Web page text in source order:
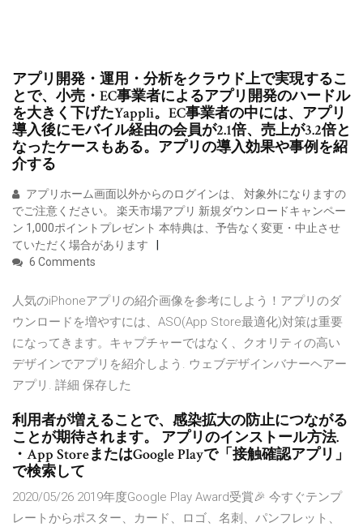
アプリ開発・運用・分析をクラウド上で実現するこ
とで、小売・EC事業者によるアプリ開発のハードル
を大きく下げたYappli。EC事業者の中には、アプリ
導入後にモバイル経由の会員が2.1倍、売上が3.2倍と
なったケースもある。アプリの導入効果や事例を紹
介する
アプリホーム画面以外からのログインは、 対象外になりますの
でご注意ください。 楽天市場アプリ 新規ダウンロードキャンペー
ン 1,000ポイントプレゼント 本特典は、予告なく変更・中止させ
ていただく場合があります
6 Comments
人気のiPhoneアプリの紹介画像を参考にしよう！アプリのダ
ウンロードを増やすには、ASO(App Store最適化)対策は重要
になってきます。キャプチャーではなく、クオリティの高い
デザインでアプリを紹介しよう. ウェブデザインバナーヘアー
アプリ. 詳細 保存した
利用者が増えることで、感染拡大の防止につながる
ことが期待されます。 アプリのインストール方法.
・App StoreまたはGoogle Playで「接触確認アプリ」
で検索して
2020/05/26 2019年度Google Play Award受賞🎉 今すぐテンプ
レートからポスター、カード、ロゴ、名刺、パンフレット、